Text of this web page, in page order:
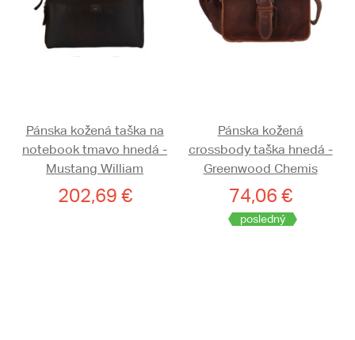
Pánska kožená taška na
notebook tmavo hnedá -
Mustang William
202,69 €
Pánska kožená
crossbody taška hnedá -
Greenwood Chemis
74,06 €
posledný